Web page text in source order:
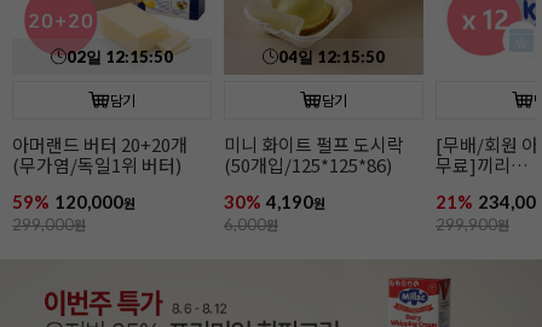
담기
[무배/회원 아이스박스
무료]끼리
크림치즈1kgx12개
21% 234,000원
299,900원
담기
매일 생크림R(500ml/
유지방38%)
37% 4,990원
8,000원
홍차가루
15% 5,490원
6,500원